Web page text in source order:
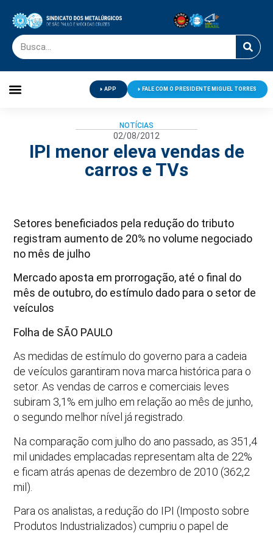
APP FALE COM O PRESIDENTE MIGUEL TORRES
NOTÍCIAS
02/08/2012
IPI menor eleva vendas de
carros e TVs
Setores beneficiados pela redução do tributo
registram aumento de 20% no volume negociado
no mês de julho
Mercado aposta em prorrogação, até o final do
mês de outubro, do estímulo dado para o setor de
veículos
Folha de SÃO PAULO
As medidas de estímulo do governo para a cadeia
de veículos garantiram nova marca histórica para o
setor. As vendas de carros e comerciais leves
subiram 3,1% em julho em relação ao mês de junho,
o segundo melhor nível já registrado.
Na comparação com julho do ano passado, as 351,4
mil unidades emplacadas representam alta de 22%
e ficam atrás apenas de dezembro de 2010 (362,2
mil).
Para os analistas, a redução do IPI (Imposto sobre
Produtos Industrializados) cumpriu o papel de